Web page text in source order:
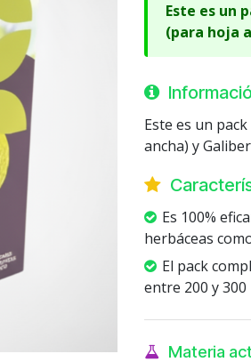
Este es un
(para hoja
Este es un
ancha) y
Es 100%
herbáceas
El pack
entre 200 y 300
Materia